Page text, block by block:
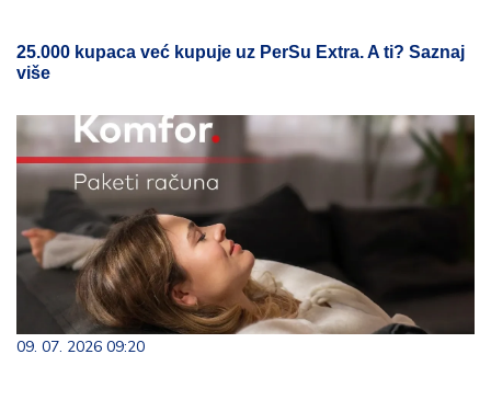
25.000 kupaca već kupuje uz PerSu Extra. A ti? Saznaj
više
09. 07. 2026 09:20